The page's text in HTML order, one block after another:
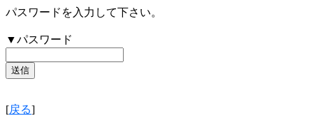
パスワードを入力して下さい。
▼パスワード
[戻る]